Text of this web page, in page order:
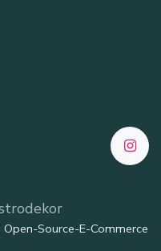
Open-Source-E-Commerce